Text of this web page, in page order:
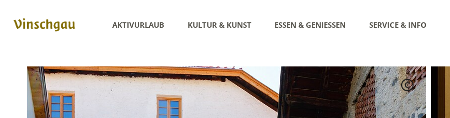
AKTIVURLAUB KULTUR & KUNST ESSEN & GENIESSEN SERVICE & INFO